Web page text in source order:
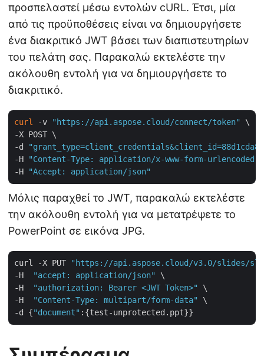
προσπελαστεί μέσω εντολών cURL. Έτσι, μία
από τις προϋποθέσεις είναι να δημιουργήσετε
ένα διακριτικό JWT βάσει των διαπιστευτηρίων
του πελάτη σας. Παρακαλώ εκτελέστε την
ακόλουθη εντολή για να δημιουργήσετε το
διακριτικό.
curl -v "https://api.aspose.cloud/connect/token"
\
-X POST \
-d
"grant_type=client_credentials&client_id=88d1cda8-
-H
"Content-Type: application/x-www-form-urlencoded"
-H
"Accept: application/json"
Μόλις παραχθεί το JWT, παρακαλώ εκτελέστε
την ακόλουθη εντολή για να μετατρέψετε το
PowerPoint σε εικόνα JPG.
curl -X PUT
"https://api.aspose.cloud/v3.0/slides/
-H
"accept: application/json"
\
-H
"authorization: Bearer <JWT Token>"
\
-H
"Content-Type: multipart/form-data"
\
-d {"document"